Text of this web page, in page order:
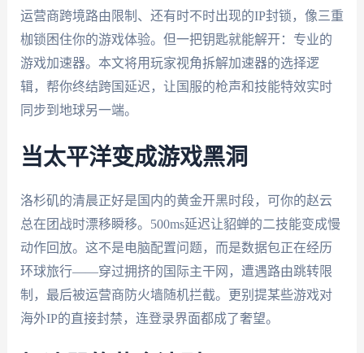
运营商跨境路由限制、还有时不时出现的IP封锁，像三重
枷锁困住你的游戏体验。但一把钥匙就能解开：专业的
游戏加速器。本文将用玩家视角拆解加速器的选择逻
辑，帮你终结跨国延迟，让国服的枪声和技能特效实时
同步到地球另一端。
当太平洋变成游戏黑洞
洛杉矶的清晨正好是国内的黄金开黑时段，可你的赵云
总在团战时漂移瞬移。500ms延迟让貂蝉的二技能变成慢
动作回放。这不是电脑配置问题，而是数据包正在经历
环球旅行——穿过拥挤的国际主干网，遭遇路由跳转限
制，最后被运营商防火墙随机拦截。更别提某些游戏对
海外IP的直接封禁，连登录界面都成了奢望。